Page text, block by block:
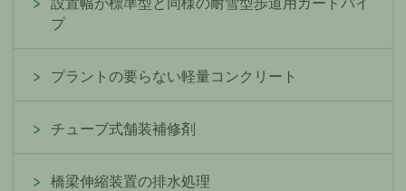
設置幅が標準型と同様の耐雪型歩道用ガードパイ
プ
プラントの要らない軽量コンクリート
チューブ式舗装補修剤
橋梁伸縮装置の排水処理